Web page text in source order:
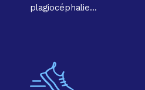
plagiocéphalie...